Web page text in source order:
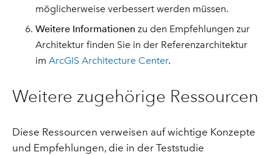
möglicherweise verbessert werden müssen.
Weitere Informationen zu den Empfehlungen zur
Architektur finden Sie in der Referenzarchitektur
imArcGIS Architecture Center.
Weitere zugehörige Ressourcen
Diese Ressourcen verweisen auf wichtige Konzepte
und Empfehlungen, die in der Teststudie